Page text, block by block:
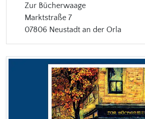
Zur Bücherwaage
Marktstraße 7
07806 Neustadt an der Orla